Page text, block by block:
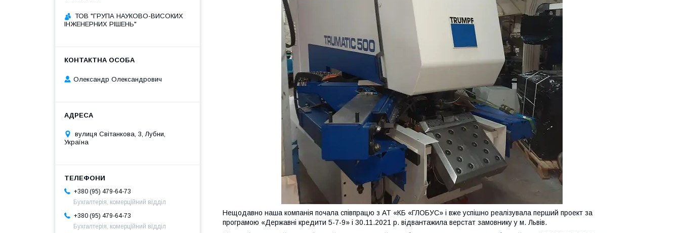
Нещодавно наша компанія почала співпрацю з АТ «КБ «ГЛОБУС» і вже успішно реалізувала перший проект за
програмою «Державні кредити 5-7-9» і 30.11.2021 р. відвантажила верстат замовнику у м. Львів.
ТОВ "ГРУПА НАУКОВО-ВИСОКИХ
ІНЖЕНЕРНИХ РІШЕНЬ"
Олександр Олександрович
вулиця Світанкова, 3, Лубни,
Україна
+380 (95) 479-64-73
Бухгалтерія, комерційний відділ
+380 (95) 479-64-73
Бухгалтерія, комерційний відділ